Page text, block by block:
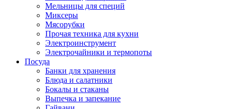
Мельницы для специй
Миксеры
Мясорубки
Прочая техника для кухни
Электроинструмент
Электрочайники и термопоты
Посуда
Банки для хранения
Блюда и салатники
Бокалы и стаканы
Выпечка и запекание